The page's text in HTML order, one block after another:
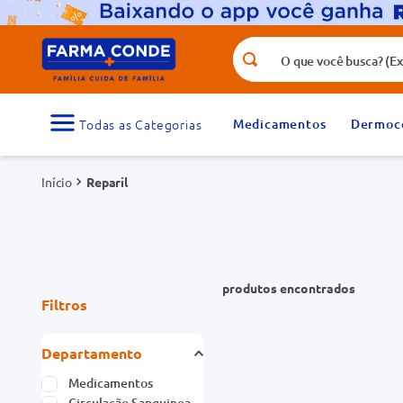
O que você busca? (Ex.: vitamina,
Medicamentos
Reparil
Filtros
Departamento
Medicamentos
produtos
Termos mais buscados
1
medicamento